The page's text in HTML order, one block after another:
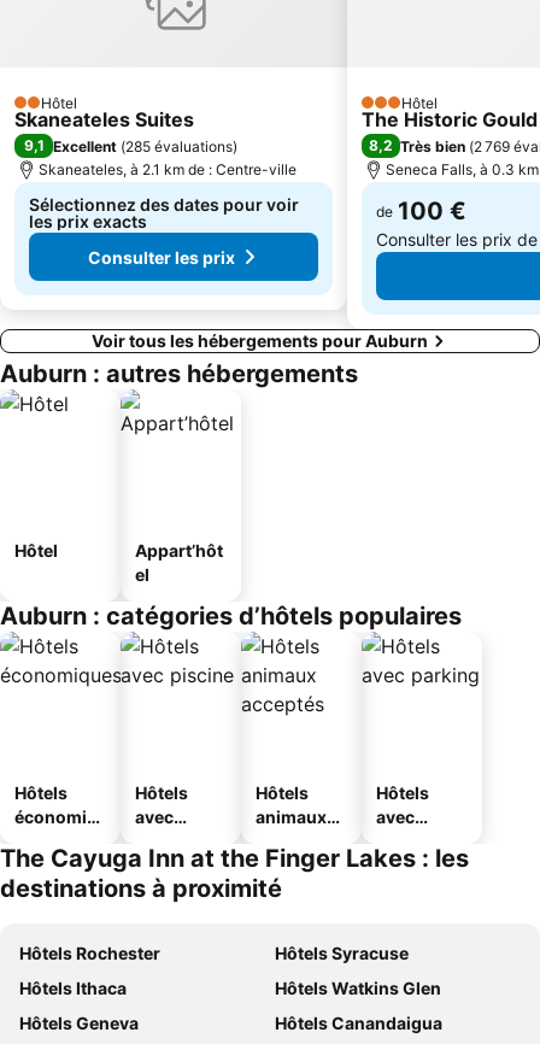
2 Étoiles
Hôtel
Skaneateles Suites
9,1 Excellent (285 évaluations)
Skaneateles, à 2.1 km de : Centre-ville
Sélectionnez des dates pour voir
les prix exacts
Consulter les prix
3 Étoiles
Hôtel
The Historic
8,2 Très bien (2 769
Seneca Falls, à 0.3
de 100 €
Consulter les prix
Voir tous les hébergements pour Auburn
Auburn : autres hébergements
Hôtel
Appart’hôt
el
Auburn : catégories d’hôtels populaires
Hôtels
économiq
Hôtels
avec
Hôtels
animaux
Hôtels
avec
The Cayuga Inn at the Finger Lakes : les
destinations à proximité
Hôtels Rochester
Hôtels Syracuse
Hôtels Ithaca
Hôtels Watkins Glen
Hôtels Geneva
Hôtels Canandaigua